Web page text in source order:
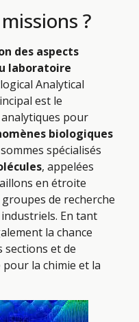
?
des aspects
laboratoire
Analytical
est le
pour
biologiques
spécialisés
, appelées
en étroite
de recherche
En tant
la chance
sections et de
la chimie et la